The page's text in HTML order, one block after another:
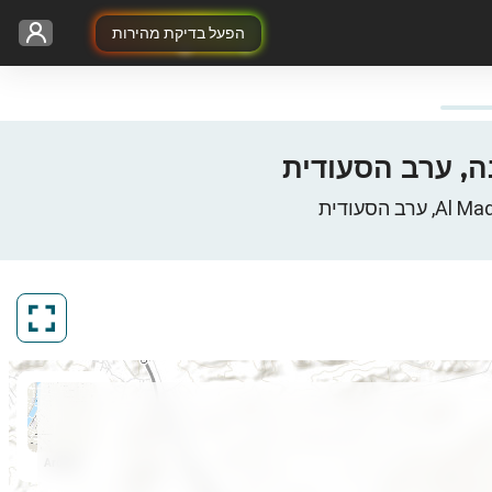
הפעל בדיקת מהירות